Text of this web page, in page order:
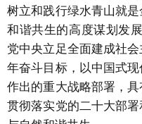
树立和践行绿水青山就
和谐共生的高度谋划发
党中央立足全面建成社
年奋斗目标，以中国式
作出的重大战略部署，
贯彻落实党的二十大部